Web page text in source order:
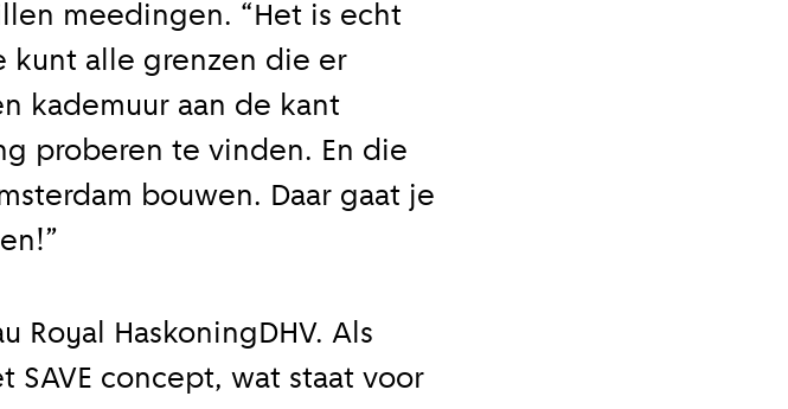
meedingen. “Het is echt
kunt alle grenzen die er
kademuur aan de kant
proberen te vinden. En die
bouwen. Daar gaat je
Royal HaskoningDHV. Als
concept, wat staat voor